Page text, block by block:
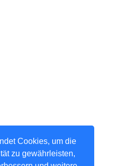
Cookies, um die
zu gewährleisten,